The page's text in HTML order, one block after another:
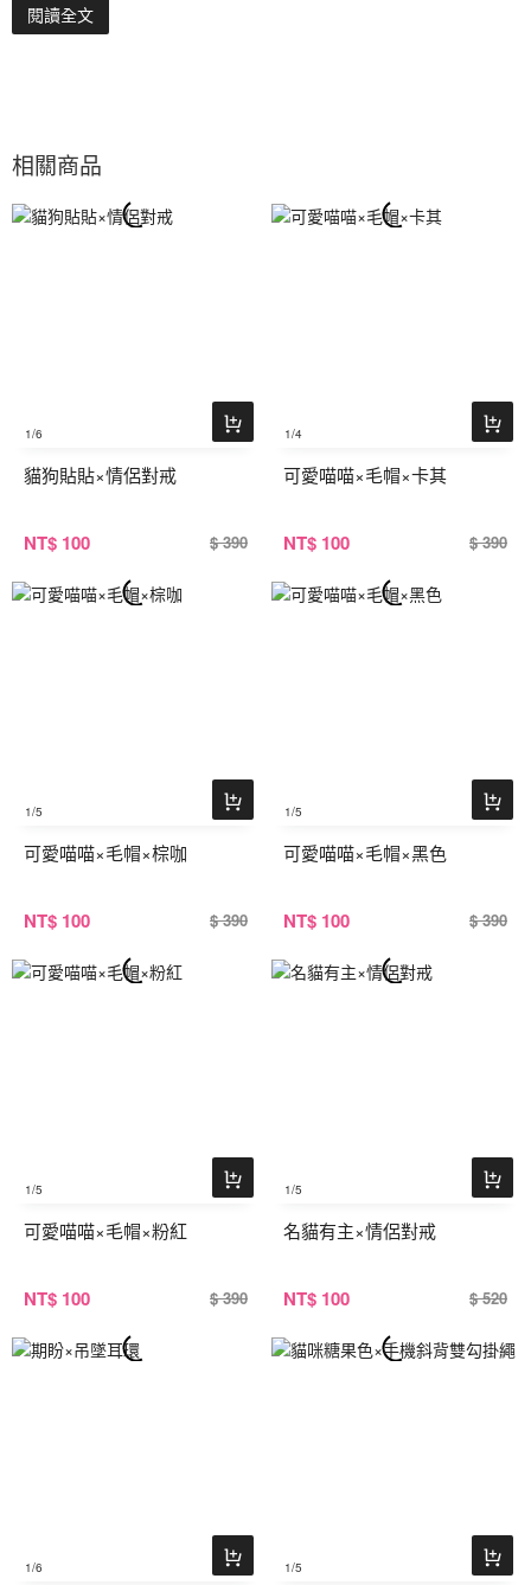
閱讀全文
相關商品
1/6
貓狗貼貼×情侶對戒
NT$ 100 $ 390
1/4
可愛喵喵×毛帽×卡其
NT$ 100 $ 390
1/5
可愛喵喵×毛帽×棕咖
NT$ 100 $ 390
1/5
可愛喵喵×毛帽×黑色
NT$ 100 $ 390
1/5
可愛喵喵×毛帽×粉紅
NT$ 100 $ 390
1/5
名貓有主×情侶對戒
NT$ 100 $ 520
1/6 1/5